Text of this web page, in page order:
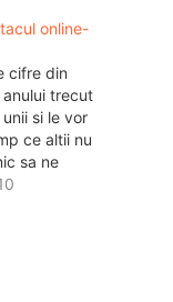
online-
cifre din
trecut
si le vor
ce altii nu
sa ne
ce se
in